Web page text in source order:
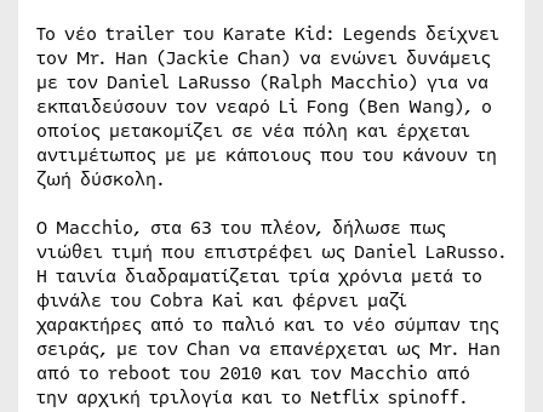
Το νέο trailer του Karate Kid: Legends δείχνει
τον Mr. Han (Jackie Chan) να ενώνει δυνάμεις
με τον Daniel LaRusso (Ralph Macchio) για να
εκπαιδεύσουν τον νεαρό Li Fong (Ben Wang), ο
οποίος μετακομίζει σε νέα πόλη και έρχεται
αντιμέτωπος με με κάποιους που του κάνουν τη
ζωή δύσκολη.
Ο Macchio, στα 63 του πλέον, δήλωσε πως
νιώθει τιμή που επιστρέφει ως Daniel LaRusso.
Η ταινία διαδραματίζεται τρία χρόνια μετά το
φινάλε του Cobra Kai και φέρνει μαζί
χαρακτήρες από το παλιό και το νέο σύμπαν της
σειράς, με τον Chan να επανέρχεται ως Mr. Han
από το reboot του 2010 και τον Macchio από
την αρχική τριλογία και το Netflix spinoff.